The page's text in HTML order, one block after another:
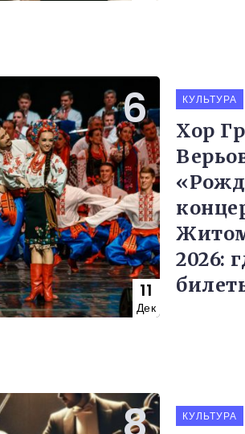
11
Дек
КУЛЬТУРА
Хор
2026:
КУЛЬТУРА